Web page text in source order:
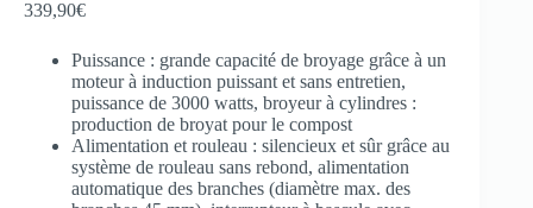
339,90€
Puissance : grande capacité de broyage grâce à un
moteur à induction puissant et sans entretien,
puissance de 3000 watts, broyeur à cylindres :
production de broyat pour le compost
Alimentation et rouleau : silencieux et sûr grâce au
système de rouleau sans rebond, alimentation
automatique des branches (diamètre max. des